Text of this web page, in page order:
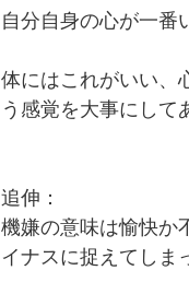
自分自身の心が一番
体にはこれがいい、
う感覚を大事にして
追伸：
機嫌の意味は愉快か
イナスに捉えてしま